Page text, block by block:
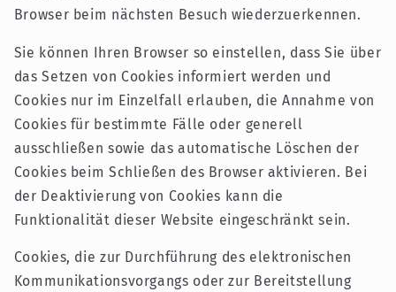
Browser beim nächsten Besuch wiederzuerkennen.
Sie können Ihren Browser so einstellen, dass Sie über
das Setzen von Cookies informiert werden und
Cookies nur im Einzelfall erlauben, die Annahme von
Cookies für bestimmte Fälle oder generell
ausschließen sowie das automatische Löschen der
Cookies beim Schließen des Browser aktivieren. Bei
der Deaktivierung von Cookies kann die
Funktionalität dieser Website eingeschränkt sein.
Cookies, die zur Durchführung des elektronischen
Kommunikationsvorgangs oder zur Bereitstellung